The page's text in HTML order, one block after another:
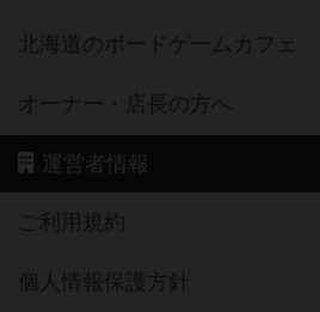
北海道のボードゲームカフェ
オーナー・店長の方へ
運営者情報
ご利用規約
個人情報保護方針